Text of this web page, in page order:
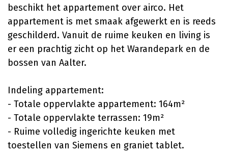
beschikt het appartement over airco. Het
appartement is met smaak afgewerkt en is reeds
geschilderd. Vanuit de ruime keuken en living is
er een prachtig zicht op het Warandepark en de
bossen van Aalter.
Indeling appartement:
- Totale oppervlakte appartement: 164m²
- Totale oppervlakte terrassen: 19m²
- Ruime volledig ingerichte keuken met
toestellen van Siemens en graniet tablet.